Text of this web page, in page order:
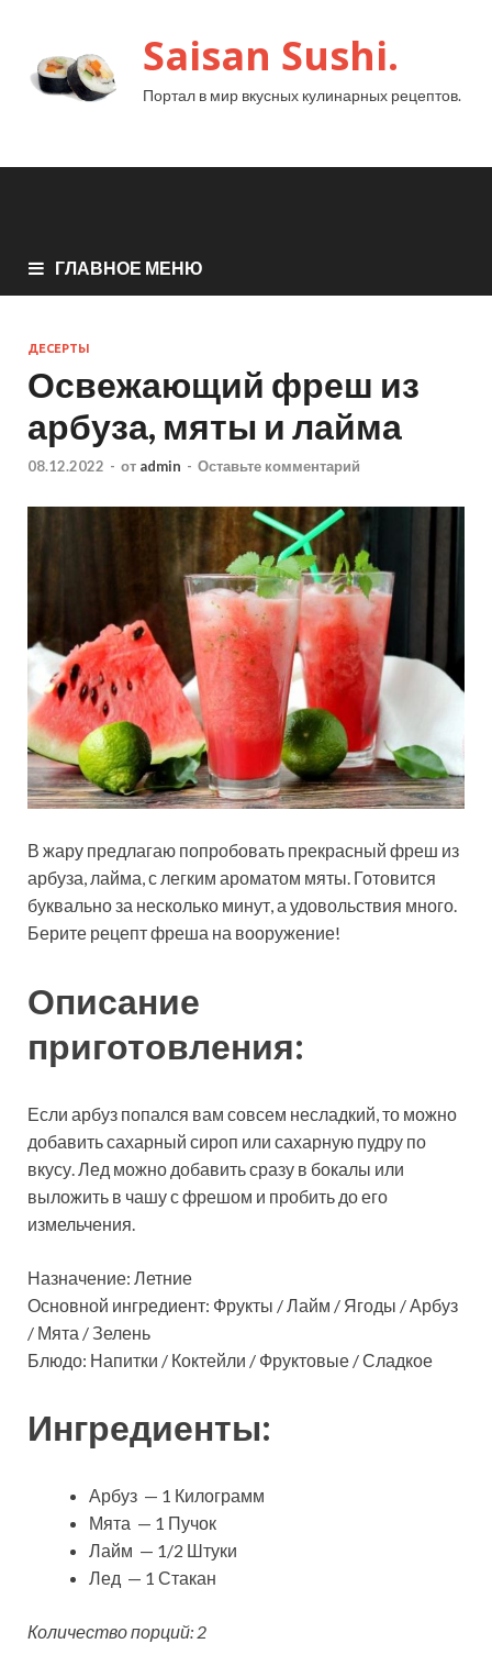
Saisan Sushi.
Портал в мир вкусных кулинарных рецептов.
ГЛАВНОЕ МЕНЮ
ДЕСЕРТЫ
Освежающий фреш из
арбуза, мяты и лайма
08.12.2022 - от admin - Оставьте комментарий
В жару предлагаю попробовать прекрасный фреш из
арбуза, лайма, с легким ароматом мяты. Готовится
буквально за несколько минут, а удовольствия много.
Берите рецепт фреша на вооружение!
Описание
приготовления:
Если арбуз попался вам совсем несладкий, то можно
добавить сахарный сироп или сахарную пудру по
вкусу. Лед можно добавить сразу в бокалы или
выложить в чашу с фрешом и пробить до его
измельчения.
Назначение: Летние
Основной ингредиент: Фрукты / Лайм / Ягоды / Арбуз
/ Мята / Зелень
Блюдо: Напитки / Коктейли / Фруктовые / Сладкое
Ингредиенты:
Арбуз — 1 Килограмм
Мята — 1 Пучок
Лайм — 1/2 Штуки
Лед — 1 Стакан
Количество порций: 2